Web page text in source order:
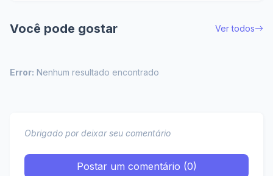
Você pode gostar Ver todos
Error: Nenhum resultado encontrado
Obrigado por deixar seu comentário
Postar um comentário (0)